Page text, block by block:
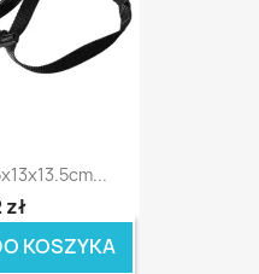
zł
KOSZYKA